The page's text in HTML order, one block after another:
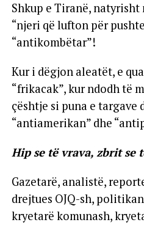
Shkup e Tiranë, natyrisht
“njeri që lufton për
“antikombëtar”!
Kur i dëgjon aleatët, e
“frikacak”, kur ndodh të
çështje si puna e
“antiamerikan” dhe
Hip se të vrava, zbrit se
Gazetarë, analistë,
drejtues OJQ-sh,
kryetarë komunash,